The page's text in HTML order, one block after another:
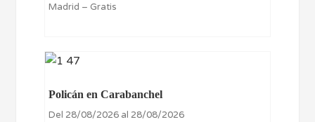
Madrid – Gratis
Policán en Carabanchel
Del 28/08/2026 al 28/08/2026